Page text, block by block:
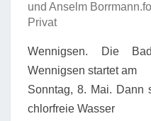
und Anselm
Privat
Wennigsen. Die
Wennigsen startet am
Sonntag, 8. Mai. Dann
chlorfreie Wasser